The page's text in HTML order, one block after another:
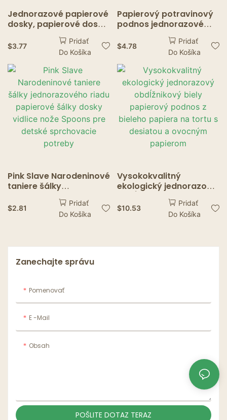
Jednorazové papierové
dosky, papierové dosky
pre domácnosť,
rastlinné dosky, dosky
na koláč z dreveného
zrna, papierové dosky
$3.77
Pridať
Do Košíka
Papierový potravinový
podnos jednorazové
kraftové papierové
potraviny podávajúca
podnos objemná hnedá
pre hranolky na nachos
tacos BBQ
$4.78
Pridať
Do Košíka
Pink Slave Narodeninové
taniere šálky
jednorazového riadu
papierové šálky dosky
vidlice nože Spoons pre
$2.81
Pridať
Do Košíka
Vysokokvalitný
ekologický jednorazový
obdĺžnikový biely
papierový podnos z
bieleho papiera na tortu
$10.53
Pridať
Do Košíka
Zanechajte správu
Pomenovať
E -mail
Obsah
POŠLITE DOTAZ TERAZ